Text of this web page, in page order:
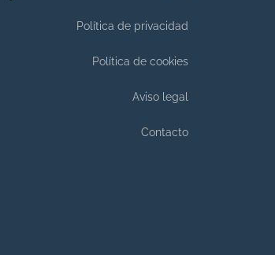
Política de privacidad
Política de cookies
Aviso legal
Contacto